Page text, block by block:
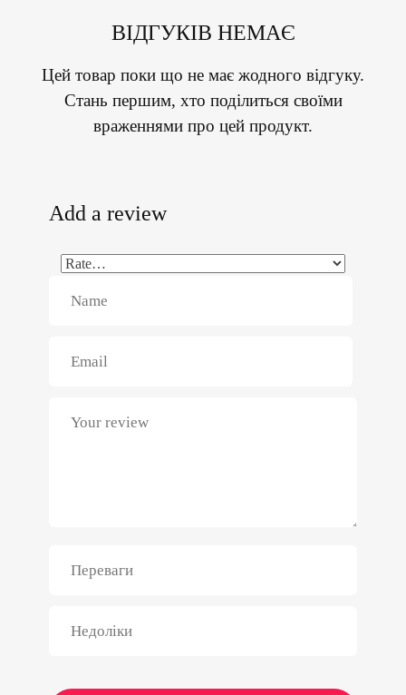
ВІДГУКІВ НЕМАЄ
Цей товар поки що не має жодного відгуку.
Стань першим, хто поділиться своїми
враженнями про цей продукт.
Add a review